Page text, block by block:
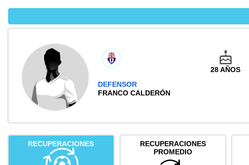
DEFENSOR
FRANCO CALDERÓN
28 AÑOS
RECUPERACIONES
RECUPERACIONES
PROMEDIO